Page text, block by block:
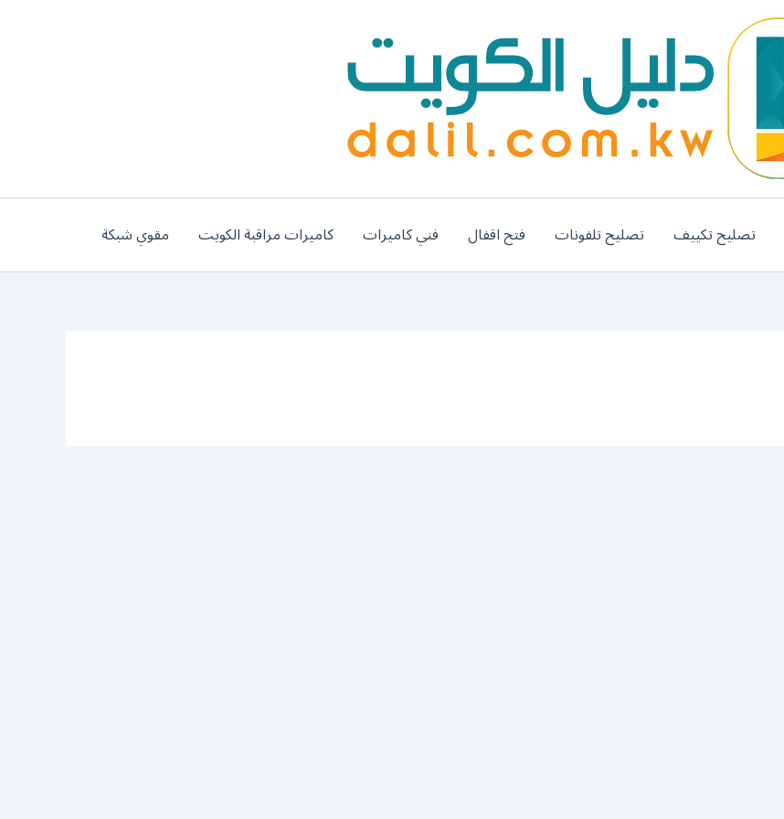
تصليح تكييف تصليح تلفونات فتح اقفال فني كاميرات كاميرات مراقبة الكويت مقوي شبكة